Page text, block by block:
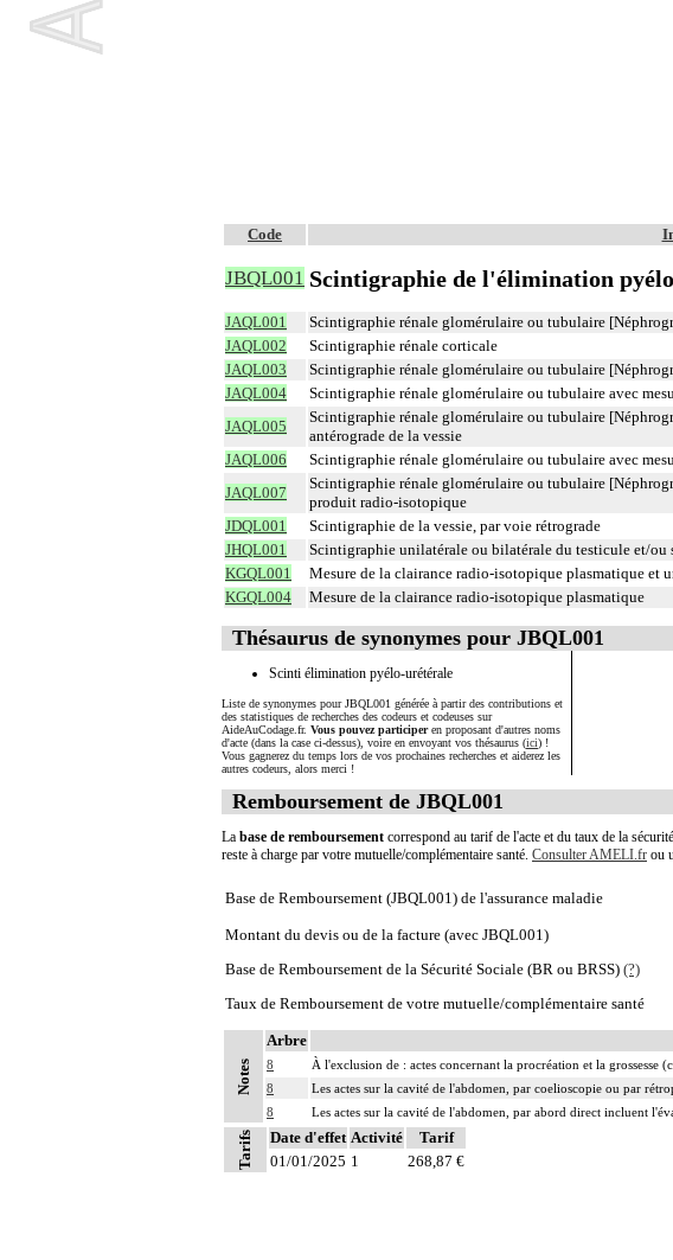
Code
JBQL001 Scintigraphie de l'élimination
JAQL001 Scintigraphie rénale glomérulaire ou tubulaire
JAQL002 Scintigraphie rénale corticale
JAQL003 Scintigraphie rénale glomérulaire ou tubulaire
JAQL004 Scintigraphie rénale glomérulaire ou tubulaire avec
JAQL005
Scintigraphie rénale glomérulaire ou tubulaire
antérograde de la vessie
JAQL006 Scintigraphie rénale glomérulaire ou tubulaire avec
JAQL007
Scintigraphie rénale glomérulaire ou tubulaire
produit radio-isotopique
JDQL001 Scintigraphie de la vessie, par voie rétrograde
JHQL001 Scintigraphie unilatérale ou bilatérale du testicule et/ou
KGQL001 Mesure de la clairance radio-isotopique plasmatique et
KGQL004 Mesure de la clairance radio-isotopique plasmatique
Thésaurus de synonymes pour JBQL001
Scinti élimination pyélo-urétérale
Liste de synonymes pour JBQL001 générée à partir des contributions et
des statistiques de recherches des codeurs et codeuses sur
AideAuCodage.fr. Vous pouvez participeren proposant d'autres noms
d'acte (dans la case ci-dessus), voire en envoyant vos thésaurus (ici) !
Vous gagnerez du temps lors de vos prochaines recherches et aiderez les
autres codeurs, alors merci !
Remboursement de JBQL001
La base de remboursement correspond au tarif de l'acte et du taux de la
reste à charge par votre mutuelle/complémentaire santé. Consulter AMELI.fr ou
Base de Remboursement (JBQL001) de l'assurance maladie
Montant du devis ou de la facture (avec JBQL001)
Base de Remboursement de la Sécurité Sociale (BR ou BRSS) (?)
Taux de Remboursement de votre mutuelle/complémentaire santé
Notes
Arbre
8
À l'exclusion de : actes concernant la procréation et la grossesse
8
Les actes sur la cavité de l'abdomen, par coelioscopie ou par
8
Les actes sur la cavité de l'abdomen, par abord direct incluent
Tarifs Date d'effet Activité
Tarif
01/01/2025 1 268,87 €